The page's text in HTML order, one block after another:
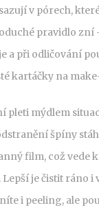
v pórech,
pravidlo zní
a při odličování
kartáčky na
pleti mýdlem
špíny
film, což vede
je čistit ráno i
i peeling, ale